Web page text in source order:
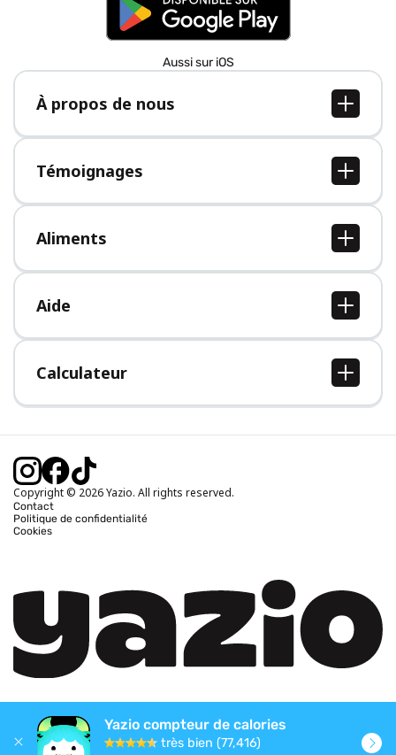
Aussi sur iOS
À propos de nous
À propos de nous
Postes
Presse
Témoignages
Tous les témoignages
Aliments
Tous les aliments
Aide
Centre d'aide
Calculateur
Calcul IMC
Calcul poids idéal
Calcul calories brûlées
Copyright © 2026 Yazio. All rights reserved.
Contact
Politique de confidentialité
Cookies
Yazio compteur de calories
très bien (77,416)